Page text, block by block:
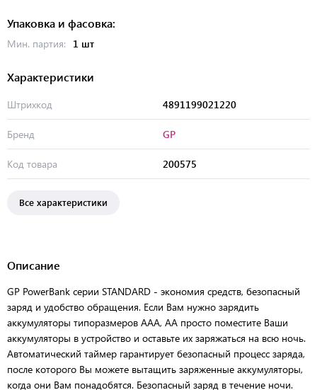
Упаковка и фасовка:
Мин. партия: 1 шт
Характеристики
Штрихкод 4891199021220
Бренд GP
Код товара 200575
Все характеристики
Описание
GP PowerBank серии STANDARD - экономия средств, безопасный
заряд и удобство обращения. Если Вам нужно зарядить
аккумуляторы типоразмеров ААА, АА просто поместите Ваши
аккумуляторы в устройство и оставьте их заряжаться на всю ночь.
Автоматический таймер гарантирует безопасный процесс заряда,
после которого Вы можете вытащить заряженные аккумуляторы,
когда они Вам понадобятся. Безопасный заряд в течение ночи.